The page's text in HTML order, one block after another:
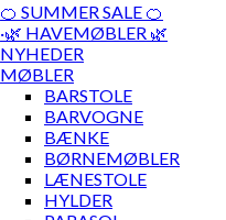
🍊 SUMMER SALE 🍊
·🌿 HAVEMØBLER 🌿
NYHEDER
MØBLER
BARSTOLE
BARVOGNE
BÆNKE
BØRNEMØBLER
LÆNESTOLE
HYLDER